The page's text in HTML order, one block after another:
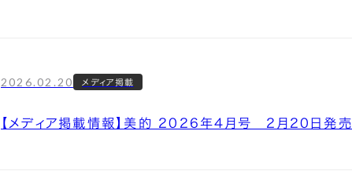
2026.02.20 メディア掲載
【メディア掲載情報】美的 2026年4月号 2月20日発売